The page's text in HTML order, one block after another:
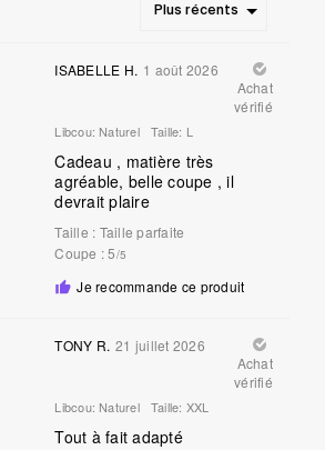
Plus récents
ISABELLE H. 1 août 2026
Achat
vérifié
Libcou: Naturel Taille: L
Cadeau , matière très
agréable, belle coupe , il
devrait plaire
Taille : Taille parfaite
Coupe : 5/5
Je recommande ce produit
TONY R. 21 juillet 2026
Achat
vérifié
Libcou: Naturel Taille: XXL
Tout à fait adapté